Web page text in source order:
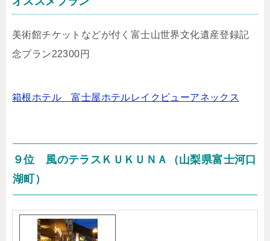
美術館チケットなどが付く富士山世界文化遺産登録記
念プラン22300円
箱根ホテル 富士屋ホテルレイクビューアネックス
９位 風のテラスＫＵＫＵＮＡ（山梨県富士河口
湖町）